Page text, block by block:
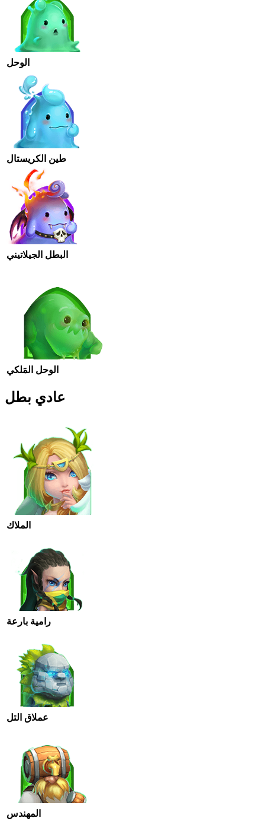
الوحل
طين الكريستال
البطل الجيلاتيني
الوحل المَلكي
عادي بطل
الملاك
رامية بارعة
عملاق التل
المهندس